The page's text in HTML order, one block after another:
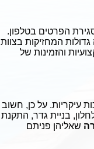
הפרטים בטלפון.
גדולות המחזיקות בצוות
והזמינות של
עיקריות. על כן, חשוב
בניית גדר, התקנת
שאליהן פניתם